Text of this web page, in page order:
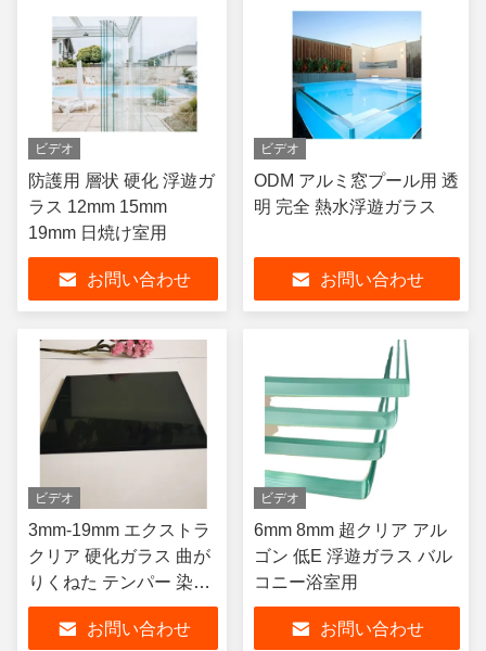
ビデオ
防護用 層状 硬化 浮遊ガ
ラス 12mm 15mm
19mm 日焼け室用
お問い合わせ
ビデオ
ODM アルミ窓プール用 透
明 完全 熱水浮遊ガラス
お問い合わせ
ビデオ
3mm-19mm エクストラ
クリア 硬化ガラス 曲が
りくねた テンパー 染色
グレー 黒
お問い合わせ
ビデオ
6mm 8mm 超クリア アル
ゴン 低E 浮遊ガラス バル
コニー浴室用
お問い合わせ